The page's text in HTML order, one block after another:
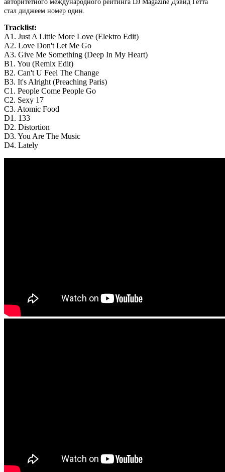
авторитетного международного рейтинга DJ Magazine Дэвид Гетта
стал диджеем номер один.
Tracklist:
A1. Just A Little More Love (Elektro Edit)
A2. Love Don't Let Me Go
A3. Give Me Something (Deep In My Heart)
B1. You (Remix Edit)
B2. Can't U Feel The Change
B3. It's Alright (Preaching Paris)
C1. People Come People Go
C2. Sexy 17
C3. Atomic Food
D1. 133
D2. Distortion
D3. You Are The Music
D4. Lately